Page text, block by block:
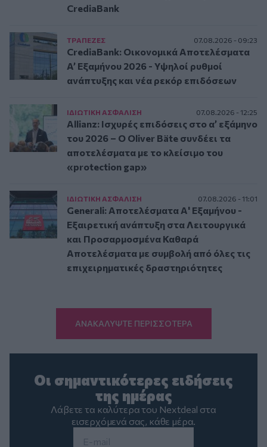
CrediaBank
ΤΡAΠΕΖΕΣ 07.08.2026 - 09:23
CrediaBank: Οικονομικά Αποτελέσματα
A’ Εξαμήνου 2026 - Υψηλοί ρυθμοί
ανάπτυξης και νέα ρεκόρ επιδόσεων
ΙΔΙΩΤΙΚΗ ΑΣΦAΛΙΣΗ 07.08.2026 - 12:25
Allianz: Ισχυρές επιδόσεις στο α’ εξάμηνο
του 2026 – Ο Oliver Bäte συνδέει τα
αποτελέσματα με το κλείσιμο του
«protection gap»
ΙΔΙΩΤΙΚΗ ΑΣΦAΛΙΣΗ 07.08.2026 - 11:01
Generali: Αποτελέσματα Α' Εξαμήνου -
Εξαιρετική ανάπτυξη στα Λειτουργικά
και Προσαρμοσμένα Καθαρά
Αποτελέσματα με συμβολή από όλες τις
επιχειρηματικές δραστηριότητες
ΑΝΑΚΑΛΥΨΤΕ ΠΕΡΙΣΣΟΤΕΡΑ
Οι σημαντικότερες ειδήσεις
της ημέρας
Λάβετε τα καλύτερα του Nextdeal στα
εισερχόμενά σας, κάθε μέρα.